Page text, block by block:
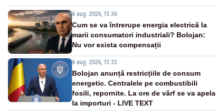
6 aug. 2026, 15:36
Cum se va întrerupe energia electrică la
marii consumatori industriali? Bolojan:
Nu vor exista compensații
6 aug. 2026, 15:33
Bolojan anunță restricțiile de consum
energetic. Centralele pe combustibili
fosili, repornite. La ore de vârf se va apela
la importuri - LIVE TEXT